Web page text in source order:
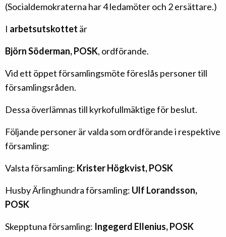
(Socialdemokraterna har 4 ledamöter och 2 ersättare.)
I arbetsutskottet är
Björn Söderman, POSK, ordförande.
Vid ett öppet församlingsmöte föreslås personer till
församlingsråden.
Dessa överlämnas till kyrkofullmäktige för beslut.
Följande personer är valda som ordförande i respektive
församling:
Valsta församling: Krister Högkvist, POSK
Husby Ärlinghundra församling: Ulf Lorandsson,
POSK
Skepptuna församling: Ingegerd Ellenius, POSK